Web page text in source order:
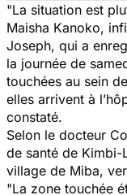
"La situation est
Maisha Kanoko,
Joseph, qui a
la journée de
touchées au sein
elles arrivent à
constaté.
Selon le docteur
de santé de Kimbi-
village de Miba,
"La zone touchée